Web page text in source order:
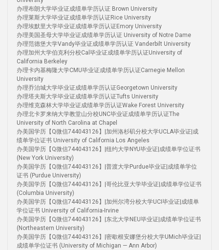
办理布朗大学毕业证成绩单学历认证 Brown University
办理莱斯大学毕业证成绩单学历认证Rice University
办理埃默里大学毕业证成绩单学历认证Emory University
办理美国圣母大学毕业证成绩单学历认证 University of Notre Dame
办理范德堡大学Vandy毕业证成绩单学历认证 Vanderbilt University
办理加州大学伯克利分校Cal毕业证成绩单学历认证University of
California Berkeley
办理卡内基梅隆大学CMU毕业证成绩单学历认证Carnegie Mellon
University
办理乔治城大学毕业证成绩单学历认证Georgetown University
办理塔夫斯大学毕业证成绩单学历认证Tufts University
办理维克森林大学毕业证成绩单学历认证Wake Forest University
办理北卡罗来纳大学教堂山分校UNC毕业证成绩单学历认证The
University of North Carolina at Chapel
办美国学历【Q微信744043126】|加州洛杉矶分校大学UCLA毕业证|成
绩单学位证书 University of California Los Angeles
办美国学历【Q微信744043126】|纽约大学NYU毕业证|成绩单学位证书
(New York University)
办美国学历【Q微信744043126】|普渡大学Purdue毕业证|成绩单学位
证书 (Purdue University)
办美国学历【Q微信744043126】|哥伦比亚大学毕业证|成绩单学位证书
(Columbia University)
办美国学历【Q微信744043126】|加州尔湾分校大学UCI毕业证|成绩单
学位证书 University of California-Irvine
办美国学历【Q微信744043126】|东北大学NEU毕业证|成绩单学位证书
(Northeastern University)
办美国学历【Q微信744043126】|密歇根安娜堡分校大学UMich毕业证|
成绩单学位证书 (University of Michigan — Ann Arbor)